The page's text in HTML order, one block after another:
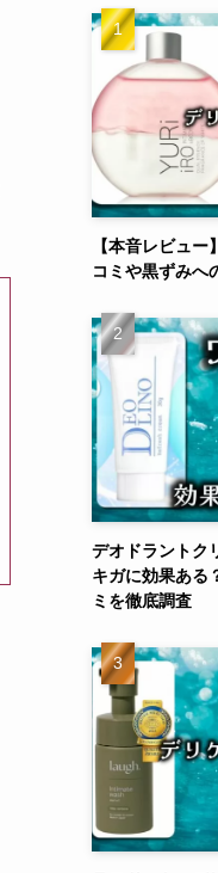
【本音レビュ
コミや黒ずみへ
デオドラントク
キガに効果ある
ミを徹底調査